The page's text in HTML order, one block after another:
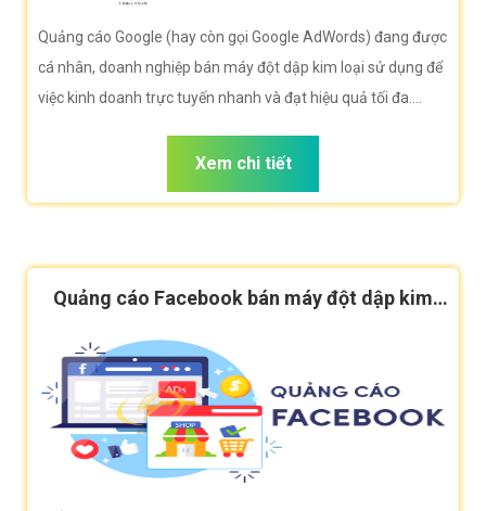
Quảng cáo Google (hay còn gọi Google AdWords) đang được
cá nhân, doanh nghiệp bán máy đột dập kim loại sử dụng để
việc kinh doanh trực tuyến nhanh và đạt hiệu quả tối đa.
Quảng cáo Google bán máy đột dập kim loại với những tính
Xem chi tiết
Quảng cáo Facebook bán máy đột dập kim